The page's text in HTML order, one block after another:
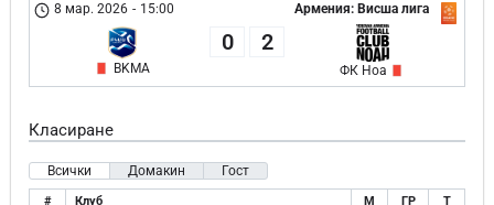
Армения: Висша лига
8 мар. 2026 - 15:00
BKMA
0 2
ФК Ноа
Класиране
Всички Домакин Гост
# Клуб М ГР Т